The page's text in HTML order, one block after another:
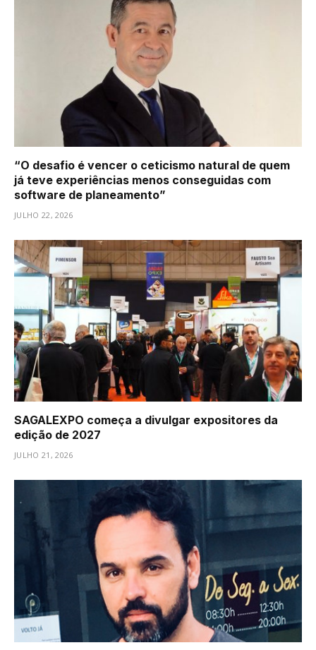
“O desafio é vencer o ceticismo natural de quem
já teve experiências menos conseguidas com
software de planeamento”
JULHO 22, 2026
SAGALEXPO começa a divulgar expositores da
edição de 2027
JULHO 21, 2026